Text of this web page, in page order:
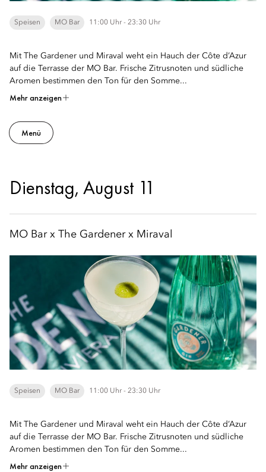
Speisen MO Bar 11:00 Uhr - 23:30 Uhr
Mit The Gardener und Miraval weht ein Hauch der Côte d’Azur
auf die Terrasse der MO Bar. Frische Zitrusnoten und südliche
Aromen bestimmen den Ton für den Somme...
Mehr anzeigen
Menü
Dienstag, August 11
MO Bar x The Gardener x Miraval
Speisen MO Bar 11:00 Uhr - 23:30 Uhr
Mit The Gardener und Miraval weht ein Hauch der Côte d’Azur
auf die Terrasse der MO Bar. Frische Zitrusnoten und südliche
Aromen bestimmen den Ton für den Somme...
Mehr anzeigen